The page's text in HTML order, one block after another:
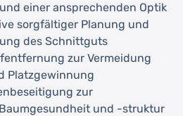
einer ansprechenden Optik
sorgfältiger Planung und
des Schnittguts
zur Vermeidung
Platzgewinnung
zur
und -struktur